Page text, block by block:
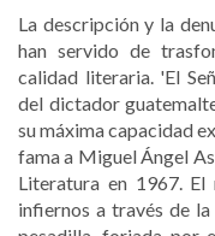
La descripción y la
han servido de
calidad literaria. 'El
del dictador
su máxima capacidad
fama a Miguel Ángel
Literatura en 1967. El
infiernos a través de